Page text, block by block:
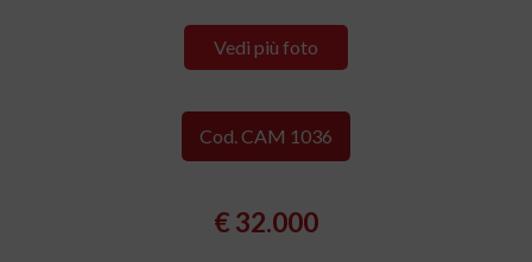
Vedi più foto
Cod. CAM 1036
€ 32.000